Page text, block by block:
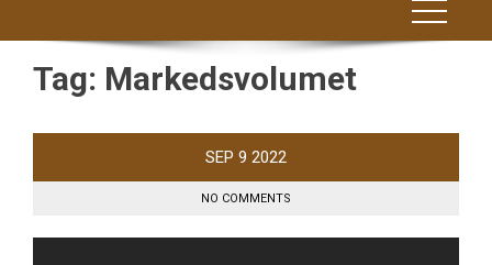
Tag: Markedsvolumet
SEP 9 2022
NO COMMENTS